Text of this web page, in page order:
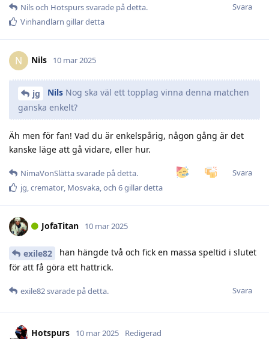
Svara
Nilsoch Hotspurssvarade på detta.
Vinhandlarn gillar detta
N Nils 10 mar 2025
jg Nils Nog ska väl ett topplag vinna denna matchen
ganska enkelt?
Äh men för fan! Vad du är enkelspårig, någon gång är det
kanske läge att gå vidare, eller hur.
Svara
NimaVonSlättasvarade på detta.
jg,cremator, Mosvaka, och 6gillar detta
JofaTitan 10 mar 2025
exile82
han hängde två och fick en massa speltid i slutet
för att få göra ett hattrick.
Svara
exile82svarade på detta.
Hotspurs 10 mar 2025 Redigerad